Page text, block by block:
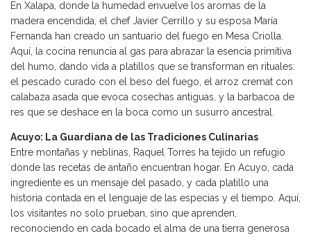
En Xalapa, donde la humedad envuelve los aromas de la
madera encendida, el chef Javier Cerrillo y su esposa María
Fernanda han creado un santuario del fuego en Mesa Criolla.
Aquí, la cocina renuncia al gas para abrazar la esencia primitiva
del humo, dando vida a platillos que se transforman en rituales:
el pescado curado con el beso del fuego, el arroz cremat con
calabaza asada que evoca cosechas antiguas, y la barbacoa de
res que se deshace en la boca como un susurro ancestral.
Acuyo: La Guardiana de las Tradiciones Culinarias
Entre montañas y neblinas, Raquel Torres ha tejido un refugio
donde las recetas de antaño encuentran hogar. En Acuyo, cada
ingrediente es un mensaje del pasado, y cada platillo una
historia contada en el lenguaje de las especias y el tiempo. Aquí,
los visitantes no solo prueban, sino que aprenden,
reconociendo en cada bocado el alma de una tierra generosa